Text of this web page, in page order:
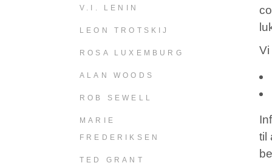
Vi
til
V.I. LENIN
LEON TROTSKIJ
ROSA LUXEMBURG
ALAN WOODS
ROB SEWELL
MARIE
FREDERIKSEN
TED GRANT